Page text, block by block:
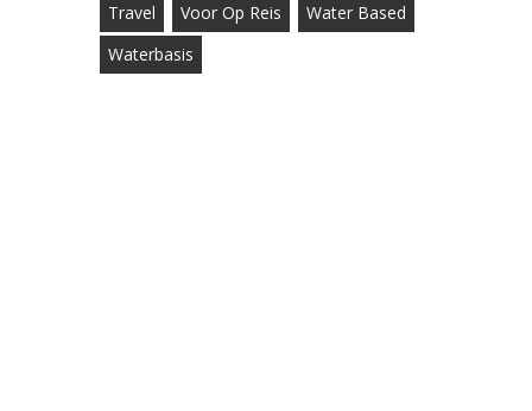
Travel
Voor Op Reis
Water Based
Waterbasis